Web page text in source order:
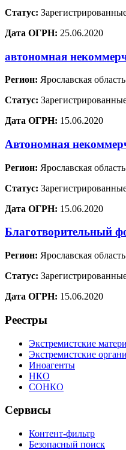
Статус:
Дата ОГРН: 25.06.2020
автономная
Регион: Ярославская область
Статус:
Дата ОГРН: 15.06.2020
Автономная
Регион: Ярославская область
Статус:
Дата ОГРН: 15.06.2020
Благотворительный
Регион: Ярославская область
Статус:
Дата ОГРН: 15.06.2020
Реестры
Экстремистские
Экстремистские
Иноагенты
НКО
СОНКО
Сервисы
Контент-фильтр
Безопасный поиск